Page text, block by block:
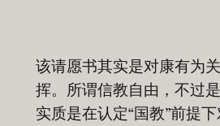
该请愿书其实是对康有为
挥。所谓信教自由，不过
实质是在认定“国教”前提